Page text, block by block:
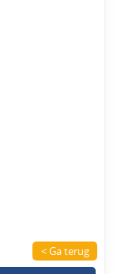
< Ga terug